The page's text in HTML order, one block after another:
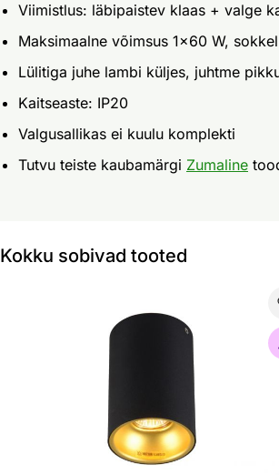
Viimistlus: läbipaistev klaas + valge
Maksimaalne võimsus 1x60 W,
Lülitiga juhe lambi küljes, juhtme
Kaitseaste: IP20
Valgusallikas ei kuulu komplekti
Tutvu teiste kaubamärgi Zumaline
Kokku sobivad tooted
Laevalgusti Deep SL